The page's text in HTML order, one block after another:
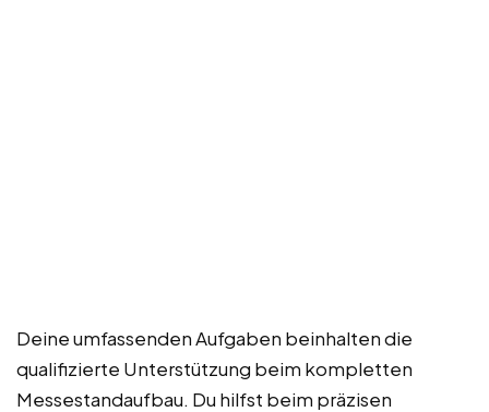
Deine umfassenden Aufgaben beinhalten die
qualifizierte Unterstützung beim kompletten
Messestandaufbau. Du hilfst beim präzisen